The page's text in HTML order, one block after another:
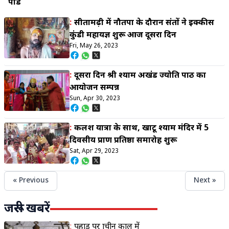
पांडे
: सीतामढ़ी में नौतपा के दौरान संतों ने इक्कीस
कुंडी महायज्ञ शुरू आज दूसरा दिन
Fri, May 26, 2023
: दूसरा दिन श्री श्याम अखंड ज्योति पाठ का
आयोजन सम्पन्न
Sun, Apr 30, 2023
: कलश यात्रा के साथ, खाटू श्याम मंदिर में 5
दिवसीय प्राण प्रतिष्ठा समारोह शुरू
Sat, Apr 29, 2023
« Previous Next »
जरूरी खबरें